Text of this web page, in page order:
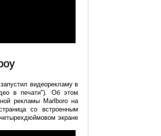
видеорекламу в
в печати"). Об этом
рекламы Marlboro на
со встроенным
экране